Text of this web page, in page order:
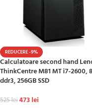
REDUCERE -9%
Calculatoare second hand
ThinkCentre M81 MT i7-2600,
ddr3, 256GB SSD
525lei473 lei